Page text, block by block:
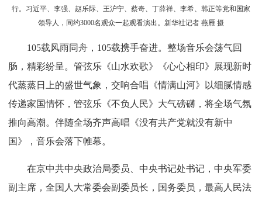
行。习近平、李强、赵乐际、王沪宁、蔡奇、丁薛祥、李希、韩正等党和国家
领导人，同约3000名观众一起观看演出。新华社记者 燕雁 摄
105载风雨同舟，105载携手奋进。整场音乐会荡气回
肠，精彩纷呈。管弦乐《山水欢歌》《心心相印》展现新时
代蒸蒸日上的盛世气象，交响合唱《情满山河》以细腻情感
传递家国情怀，管弦乐《不负人民》大气磅礴，将全场气氛
推向高潮。伴随全场齐声高唱《没有共产党就没有新中
国》，音乐会落下帷幕。
在京中共中央政治局委员、中央书记处书记，中央军委
副主席，全国人大常委会副委员长，国务委员，最高人民法